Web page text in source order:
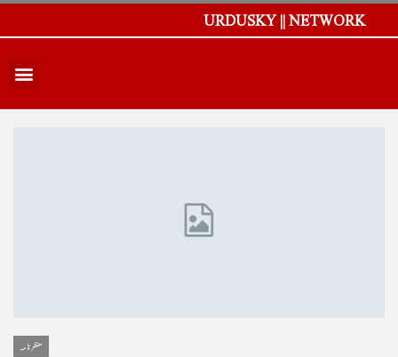
URDUSKY || NETWORK
منظر نامہ